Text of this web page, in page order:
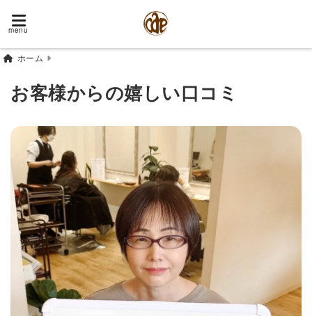
menu
ホーム
お客様からの嬉しい口コミ